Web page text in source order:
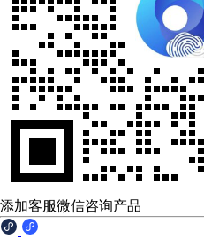
添加客服微信咨询产品